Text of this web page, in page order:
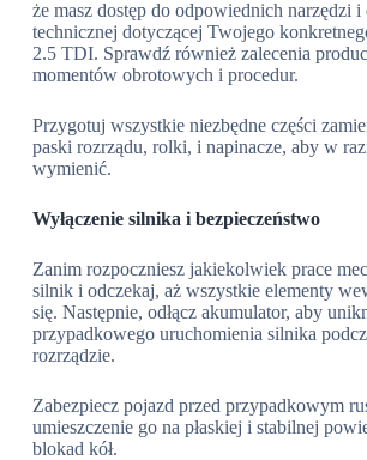
że masz dostęp do odpowiednich narzędzi
technicznej dotyczącej Twojego
2.5 TDI. Sprawdź również zalecenia
momentów obrotowych i procedur.
Przygotuj wszystkie niezbędne części
paski rozrządu, rolki, i napinacze, aby w
wymienić.
Wyłączenie silnika i bezpieczeństwo
Zanim rozpoczniesz jakiekolwiek prace
silnik i odczekaj, aż wszystkie elementy
się. Następnie, odłącz akumulator, aby
przypadkowego uruchomienia silnika
rozrządzie.
Zabezpiecz pojazd przed przypadkowym
umieszczenie go na płaskiej i stabilnej
blokad kół.